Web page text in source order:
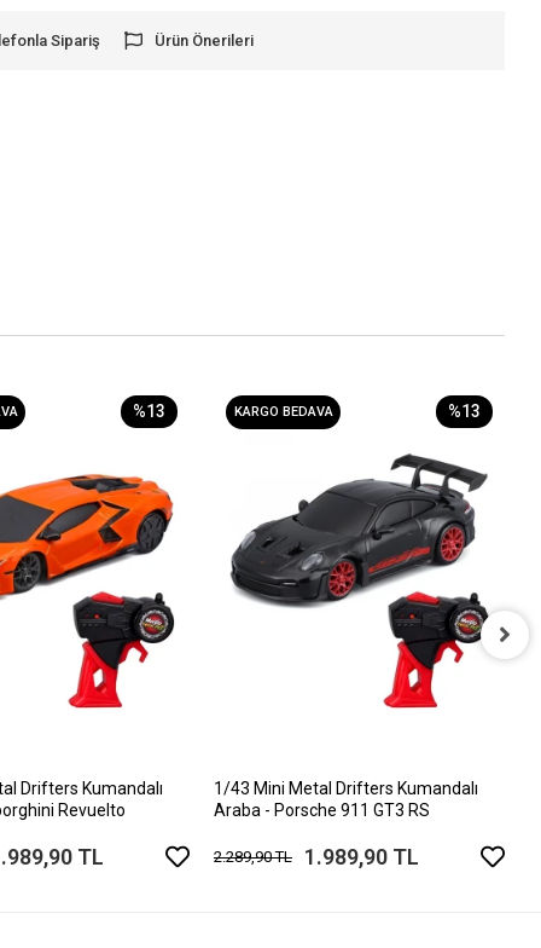
Sipariş Ürün Önerileri
%13
Drifters Kumandalı
Revuelto
TL
KARGO BEDAVA %13
1/43 Mini Metal Drifters Kumandalı
Araba - Porsche 911 GT3 RS
2.289,90 TL 1.989,90 TL